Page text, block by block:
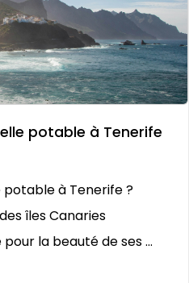
potable à Tenerife
à Tenerife ?
îles Canaries
la beauté de ses ...